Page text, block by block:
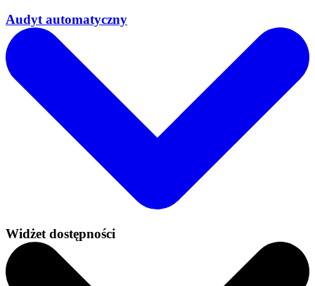
Audyt automatyczny
Widżet dostępności